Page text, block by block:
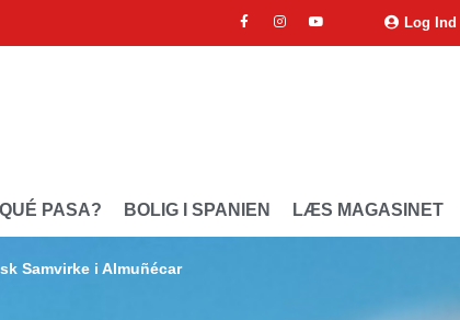
Log Ind
PASA? BOLIG I SPANIEN LÆS MAGASINET
Samvirke i Almuñécar